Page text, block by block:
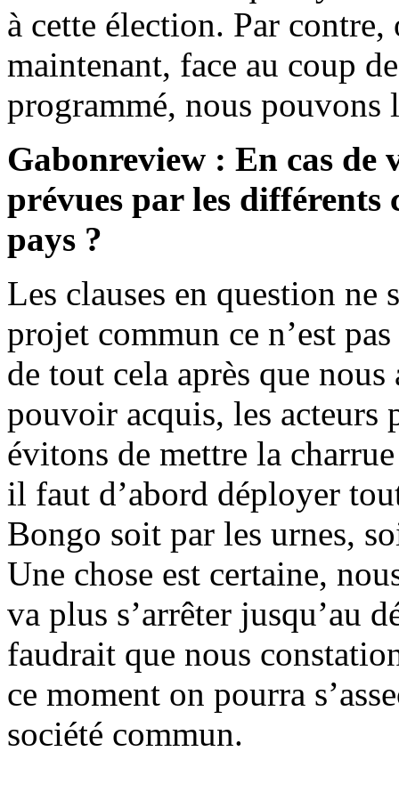
à cette élection. Par
maintenant, face au coup
programmé, nous pouvons
Gabonreview : En cas de
prévues par les
pays ?
Les clauses en question
projet commun ce n’est
de tout cela après que
pouvoir acquis, les acteurs
évitons de mettre la
il faut d’abord déployer
Bongo soit par les urnes,
Une chose est certaine,
va plus s’arrêter jusqu’au
faudrait que nous
ce moment on pourra
société commun.